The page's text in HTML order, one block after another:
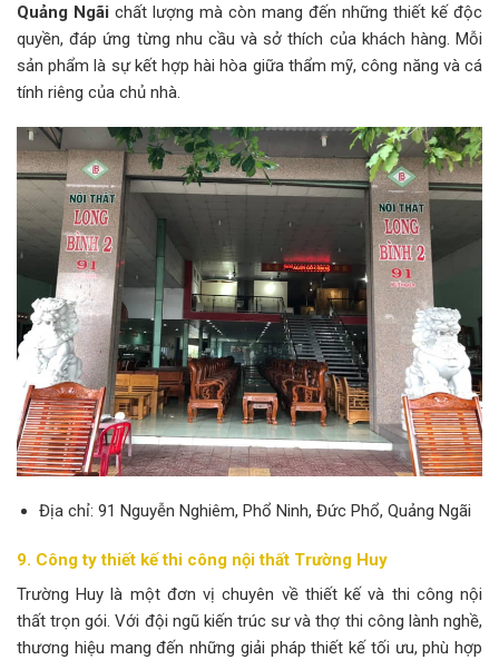
Quảng Ngãi chất lượng mà còn mang đến những thiết kế độc
quyền, đáp ứng từng nhu cầu và sở thích của khách hàng. Mỗi
sản phẩm là sự kết hợp hài hòa giữa thẩm mỹ, công năng và cá
tính riêng của chủ nhà.
Địa chỉ: 91 Nguyễn Nghiêm, Phổ Ninh, Đức Phổ, Quảng Ngãi
9. Công ty thiết kế thi công nội thất Trường Huy
Trường Huy là một đơn vị chuyên về thiết kế và thi công nội
thất trọn gói. Với đội ngũ kiến trúc sư và thợ thi công lành nghề,
thương hiệu mang đến những giải pháp thiết kế tối ưu, phù hợp